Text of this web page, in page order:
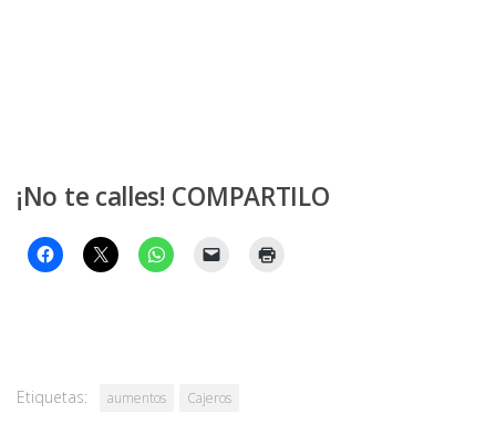
¡No te calles! COMPARTILO
Etiquetas: aumentos Cajeros